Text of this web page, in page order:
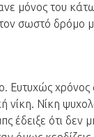
μόνος του
σωστό δρόμο
Ευτυχώς
Νίκη
ότι δεν